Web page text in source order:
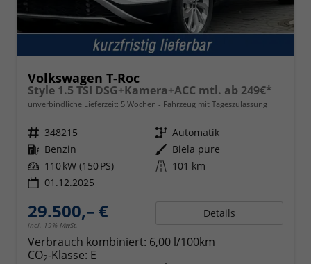
Volkswagen T-Roc
Style 1.5 TSI DSG+Kamera+ACC mtl. ab 249€*
unverbindliche Lieferzeit: 5 Wochen Fahrzeug mit Tageszulassung
Fahrzeugnr. 348215 Getriebe Automatik
Kraftstoff Benzin Außenfarbe Biela pure
Leistung 110 kW (150 PS) Kilometerstand 101 km
01.12.2025
29.500,– €
incl. 19% MwSt.
Details
Verbrauch kombiniert: 6,00 l/100km
CO2-Klasse: E